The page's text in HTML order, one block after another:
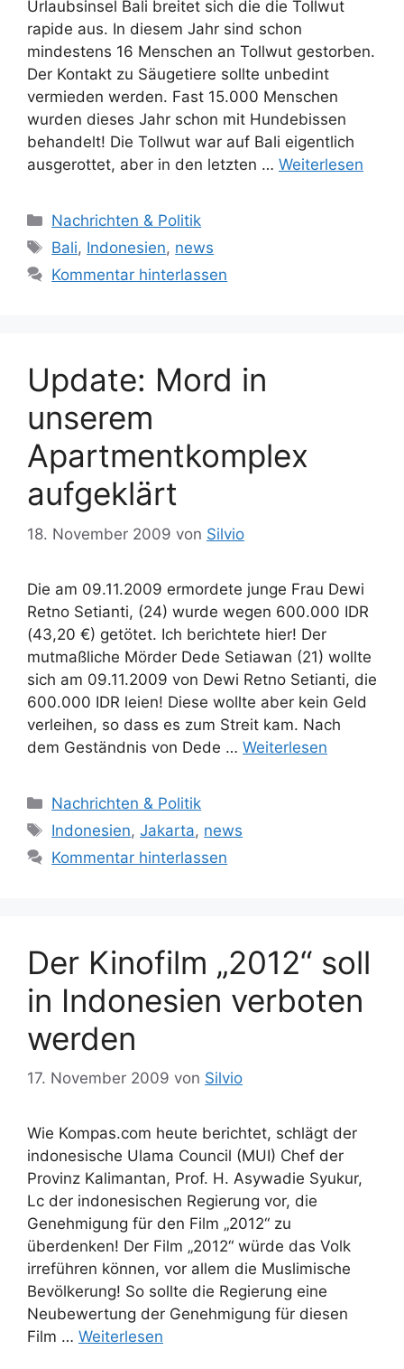
Urlaubsinsel Bali breitet sich die die Tollwut
rapide aus. In diesem Jahr sind schon
mindestens 16 Menschen an Tollwut gestorben.
Der Kontakt zu Säugetiere sollte unbedint
vermieden werden. Fast 15.000 Menschen
wurden dieses Jahr schon mit Hundebissen
behandelt! Die Tollwut war auf Bali eigentlich
ausgerottet, aber in den letzten … Weiterlesen
Kategorien
Nachrichten & Politik
Schlagwörter
Bali, Indonesien, news
Kommentar hinterlassen
Update: Mord in
unserem
Apartmentkomplex
aufgeklärt
18. November 2009 von Silvio
Die am 09.11.2009 ermordete junge Frau Dewi
Retno Setianti, (24) wurde wegen 600.000 IDR
(43,20 €) getötet. Ich berichtete hier! Der
mutmaßliche Mörder Dede Setiawan (21) wollte
sich am 09.11.2009 von Dewi Retno Setianti, die
600.000 IDR leien! Diese wollte aber kein Geld
verleihen, so dass es zum Streit kam. Nach
dem Geständnis von Dede … Weiterlesen
Kategorien
Nachrichten & Politik
Schlagwörter
Indonesien,Jakarta, news
Kommentar hinterlassen
Der Kinofilm „2012“ soll
in Indonesien verboten
werden
17. November 2009 von Silvio
Wie Kompas.com heute berichtet, schlägt der
indonesische Ulama Council (MUI) Chef der
Provinz Kalimantan, Prof. H. Asywadie Syukur,
Lc der indonesischen Regierung vor, die
Genehmigung für den Film „2012“ zu
überdenken! Der Film „2012“ würde das Volk
irreführen können, vor allem die Muslimische
Bevölkerung! So sollte die Regierung eine
Neubewertung der Genehmigung für diesen
Film … Weiterlesen